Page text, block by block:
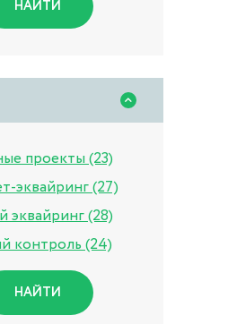
НАЙТИ
проекты (23)
эквайринг (27)
эквайринг (28)
контроль (24)
НАЙТИ